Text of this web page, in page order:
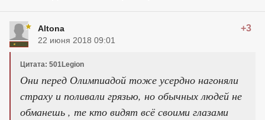
Altona +3
22 июня 2018 09:01
Цитата: 501Legion
Они перед Олимпиадой тоже усердно нагоняли
страху и поливали грязью, но обычных людей не
обманешь , те кто видят всё своими глазами